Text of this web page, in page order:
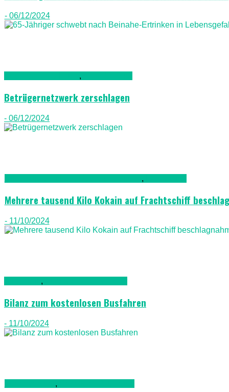
- 06/12/2024
,
Betrügernetzwerk zerschlagen
- 06/12/2024
,
Mehrere tausend Kilo Kokain auf Frachtschiff
- 11/10/2024
,
Bilanz zum kostenlosen Busfahren
- 11/10/2024
,